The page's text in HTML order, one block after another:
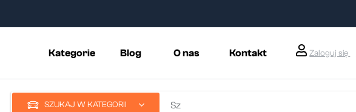
Kategorie Blog O nas Kontakt Zaloguj się
SZUKAJ W KATEGORII